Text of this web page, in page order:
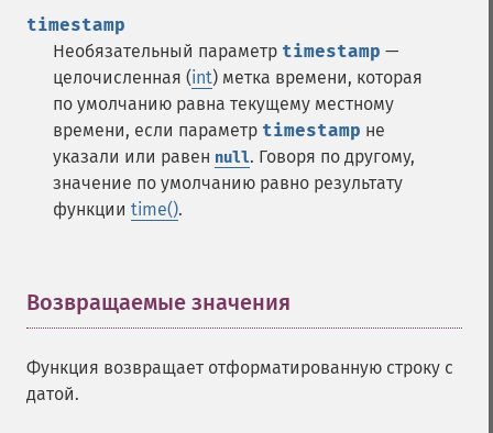
timestamp
Необязательный параметр timestamp —
целочисленная (int) метка времени, которая
по умолчанию равна текущему местному
времени, если параметр timestamp не
указали или равен null. Говоря по другому,
значение по умолчанию равно результату
функции time().
Возвращаемые значения
Функция возвращает отформатированную строку с
датой.